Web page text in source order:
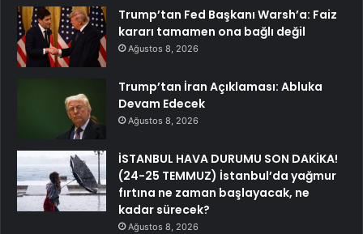
Trump’tan Fed Başkanı Warsh’a: Faiz
kararı tamamen ona bağlı değil
Ağustos 8, 2026
Trump’tan İran Açıklaması: Abluka
Devam Edecek
Ağustos 8, 2026
İSTANBUL HAVA DURUMU SON DAKİKA!
(24-25 TEMMUZ) İstanbul’da yağmur
fırtına ne zaman başlayacak, ne
kadar sürecek?
Ağustos 8, 2026